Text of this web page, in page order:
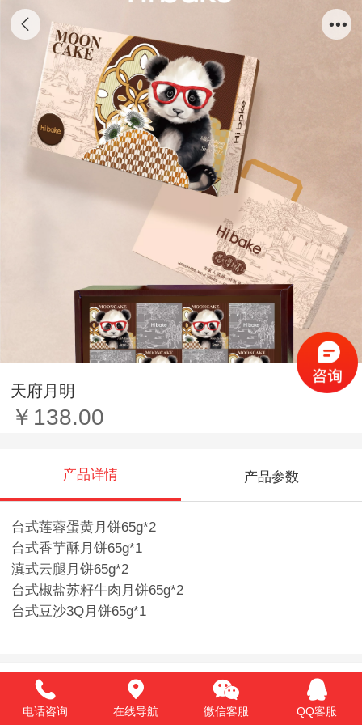
天府月明
￥138.00
产品详情 产品参数
台式莲蓉蛋黄月饼65g*2
台式香芋酥月饼65g*1
滇式云腿月饼65g*2
台式椒盐苏籽牛肉月饼65g*2
台式豆沙3Q月饼65g*1
推荐产品
电话咨询 在线导航 微信客服 QQ客服